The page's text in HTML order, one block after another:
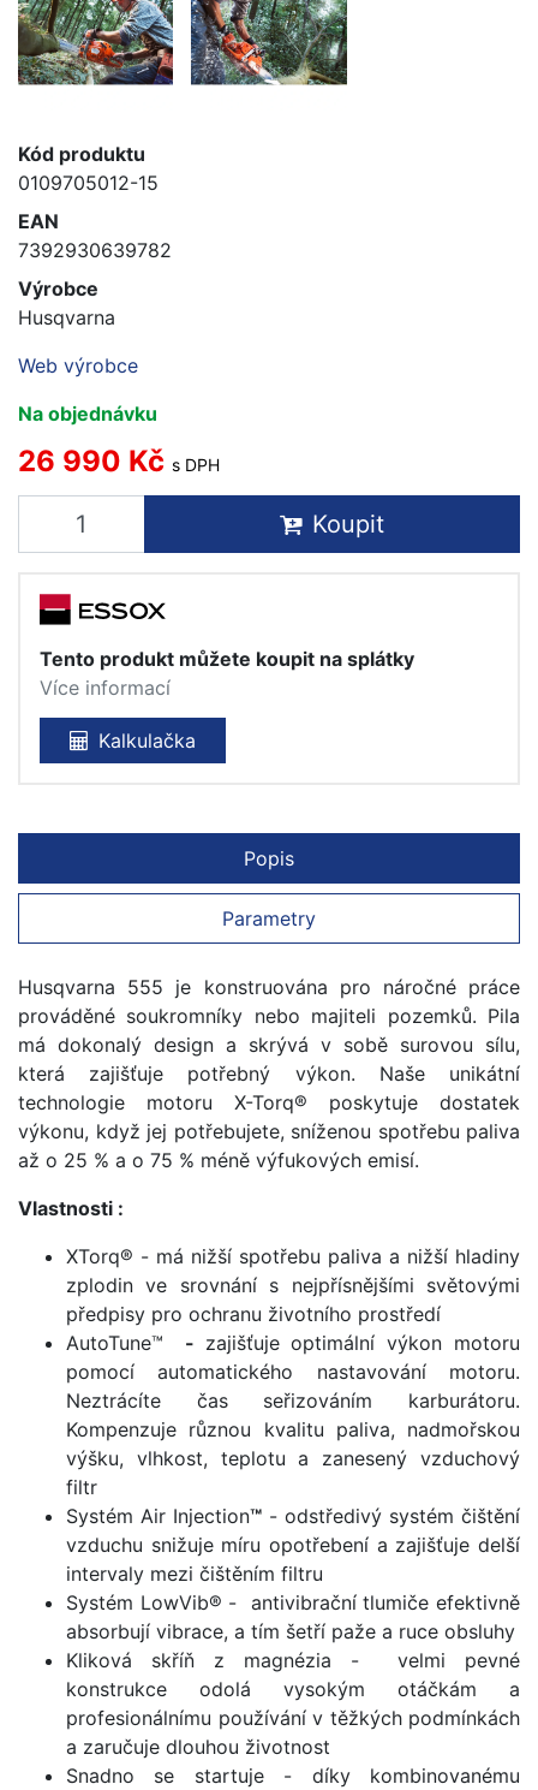
Kód produktu
0109705012-15
EAN
7392930639782
Výrobce
Husqvarna
Web výrobce
Na objednávku
26 990 Kč s DPH
Koupit
Tento produkt můžete koupit na splátky
Více informací
Kalkulačka
Popis
Parametry
Husqvarna 555 je konstruována pro náročné práce
prováděné soukromníky nebo majiteli pozemků. Pila
má dokonalý design a skrývá v sobě surovou sílu,
která zajišťuje potřebný výkon. Naše unikátní
technologie motoru X-Torq® poskytuje dostatek
výkonu, když jej potřebujete, sníženou spotřebu paliva
až o 25 % a o 75 % méně výfukových emisí.
Vlastnosti :
XTorq® - má nižší spotřebu paliva a nižší hladiny
zplodin ve srovnání s nejpřísnějšími světovými
předpisy pro ochranu životního prostředí
AutoTune™ - zajišťuje optimální výkon motoru
pomocí automatického nastavování motoru.
Neztrácíte čas seřizováním karburátoru.
Kompenzuje různou kvalitu paliva, nadmořskou
výšku, vlhkost, teplotu a zanesený vzduchový
filtr
Systém Air Injection™ - odstředivý systém čištění
vzduchu snižuje míru opotřebení a zajišťuje delší
intervaly mezi čištěním filtru
Systém LowVib® - antivibrační tlumiče efektivně
absorbují vibrace, a tím šetří paže a ruce obsluhy
Kliková skříň z magnézia - velmi pevné
konstrukce odolá vysokým otáčkám a
profesionálnímu používání v těžkých podmínkách
a zaručuje dlouhou životnost
Snadno se startuje - díky kombinovanému